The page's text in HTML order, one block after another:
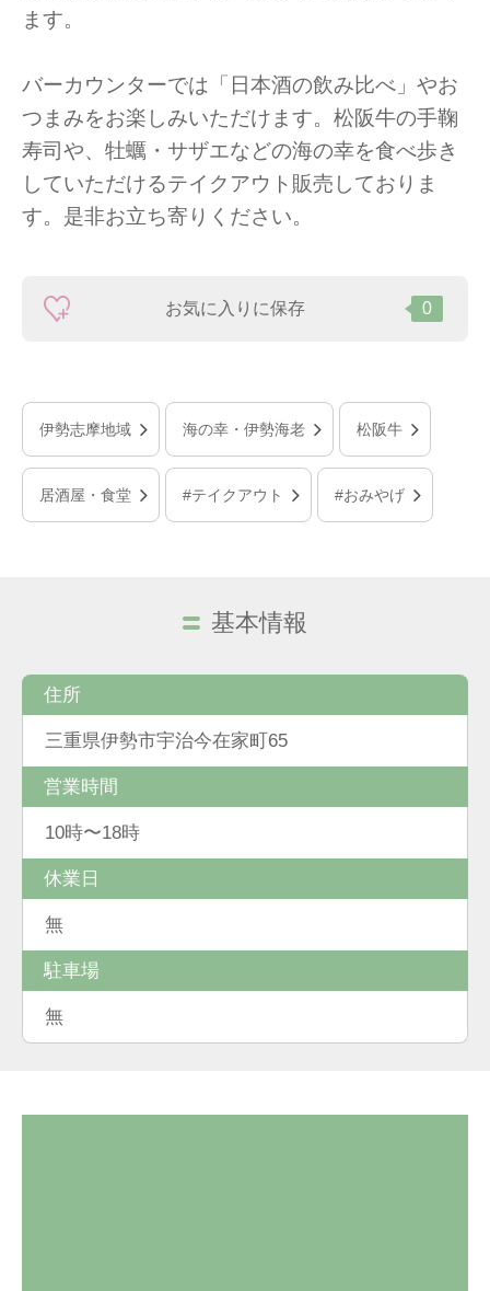
ます。
バーカウンターでは「日本酒の飲み比べ」やお
つまみをお楽しみいただけます。松阪牛の手鞠
寿司や、牡蠣・サザエなどの海の幸を食べ歩き
していただけるテイクアウト販売しておりま
す。是非お立ち寄りください。
お気に入りに保存 0
伊勢志摩地域 海の幸・伊勢海老 松阪牛
居酒屋・食堂 #テイクアウト #おみやげ
基本情報
住所
三重県伊勢市宇治今在家町65
営業時間
10時〜18時
休業日
無
駐車場
無